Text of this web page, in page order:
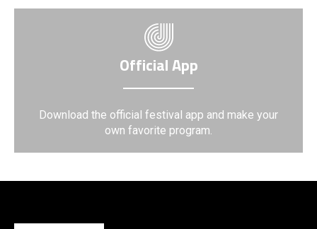
Official App
Download the official festival app and make your
own favorite program.